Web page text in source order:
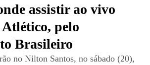
assistir ao vivo
pelo
Brasileiro
no Nilton Santos, no sábado (20),